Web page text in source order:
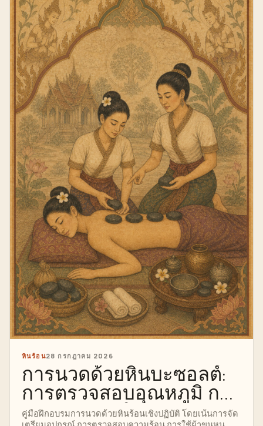
หินร้อน28 กรกฎาคม 2026
การนวดด้วยหินบะซอลต์:
การตรวจสอบอุณหภูมิ การ
วางหิน และลำดับการนวด
คู่มือฝึกอบรมการนวดด้วยหินร้อนเชิงปฏิบัติ โดยเน้นการจัด